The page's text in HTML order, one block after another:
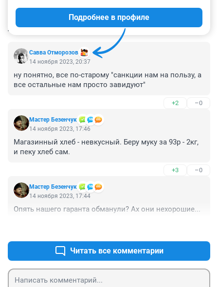
КОММЕНТАРИИ 94
Савва Отморозов
Подробнее в профиле
14 ноября 2023, 20:37
ну понятно, все по-старому "санкции нам на пользу, а
все остальные нам просто завидуют"
+2 –0
Мастер Безенчук
14 ноября 2023, 17:46
Магазинный хлеб - невкусный. Беру муку за 93р - 2кг,
и пеку хлеб сам.
+3 –0
Мастер Безенчук
14 ноября 2023, 17:44
Опять нашего гаранта обманули? Ах они нехорошие...
Читать все комментарии